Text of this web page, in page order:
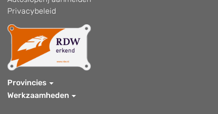
Privacybeleid
Provincies
Werkzaamheden